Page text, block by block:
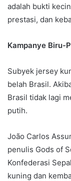
adalah bukti
prestasi, dan
Kampanye Biru-
Subyek jersey
belah Brasil.
Brasil tidak lagi
putih.
João Carlos
penulis Gods of
Konfederasi
kuning dan